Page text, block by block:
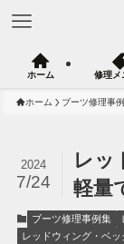
ホーム 修理メ
ホーム ブーツ修理事
レッ
軽量
2024
7/24
ブーツ修理事例集
レッドウィング・ベ